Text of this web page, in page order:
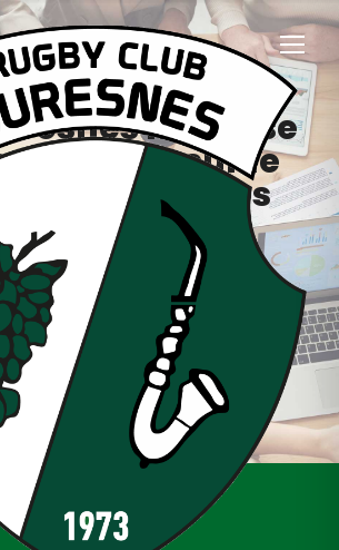
mobilise
sur le
l’emploi des
jeunes
11 mars 2021
Rugby, En dehors du terrain
2020/2021
emploi
jeunes partenaires